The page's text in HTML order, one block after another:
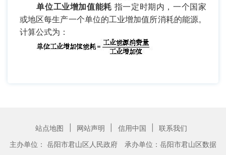
单位工业增加值能耗 指一定时期内，一个国家
或地区每生产一个单位的工业增加值所消耗的能源。
计算公式为：
站点地图 网站声明 信用中国
联系我们
主办单位： 岳阳市君山区人民政府
承办单位：岳阳市君山区数据